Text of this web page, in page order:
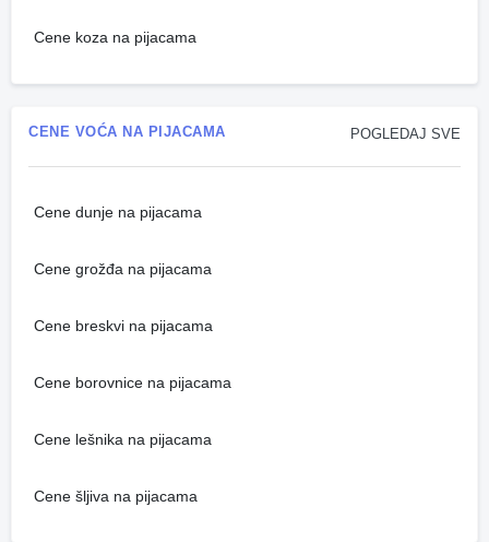
Cene koza na pijacama
POGLEDAJ SVE
CENE VOĆA NA PIJACAMA
Cene dunje na pijacama
Cene grožđa na pijacama
Cene breskvi na pijacama
Cene borovnice na pijacama
Cene lešnika na pijacama
Cene šljiva na pijacama